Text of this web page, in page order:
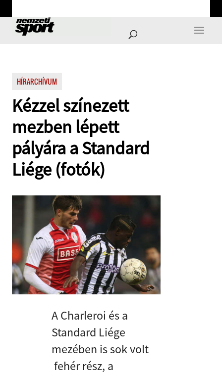
HÍRARCHÍVUM
Kézzel színezett
mezben lépett
pályára a Standard
Liége (fotók)
A Charleroi és a
Standard Liége
mezében is sok volt
fehér rész, a